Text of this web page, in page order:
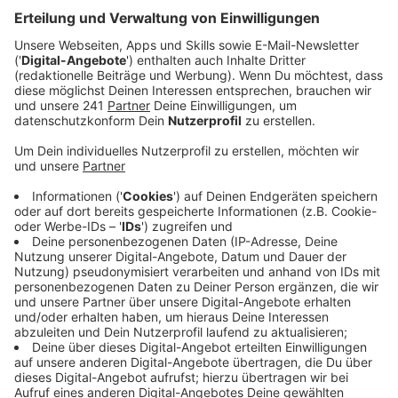
Veröffentlicht: Donnerstag, 11.06.2026 00:00
Anzeige
Auszug aus der neuen Folge seines Podcasts